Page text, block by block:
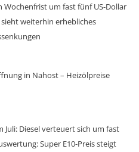
Wochenfrist um fast fünf US-Dollar
sieht weiterhin erhebliches
in Nahost – Heizölpreise
Juli: Diesel verteuert sich um fast
Super E10-Preis steigt